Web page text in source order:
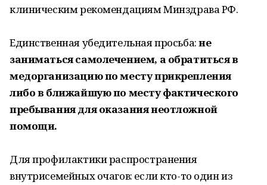
клиническим рекомендациям Минздрава РФ.
Единственная убедительная просьба:не
заниматься самолечением, а обратиться в
медорганизацию по месту прикрепления
либо в ближайшую по месту фактического
пребывания для оказания неотложной
помощи.
Для профилактики распространения
внутрисемейных очагов: если кто-то один из